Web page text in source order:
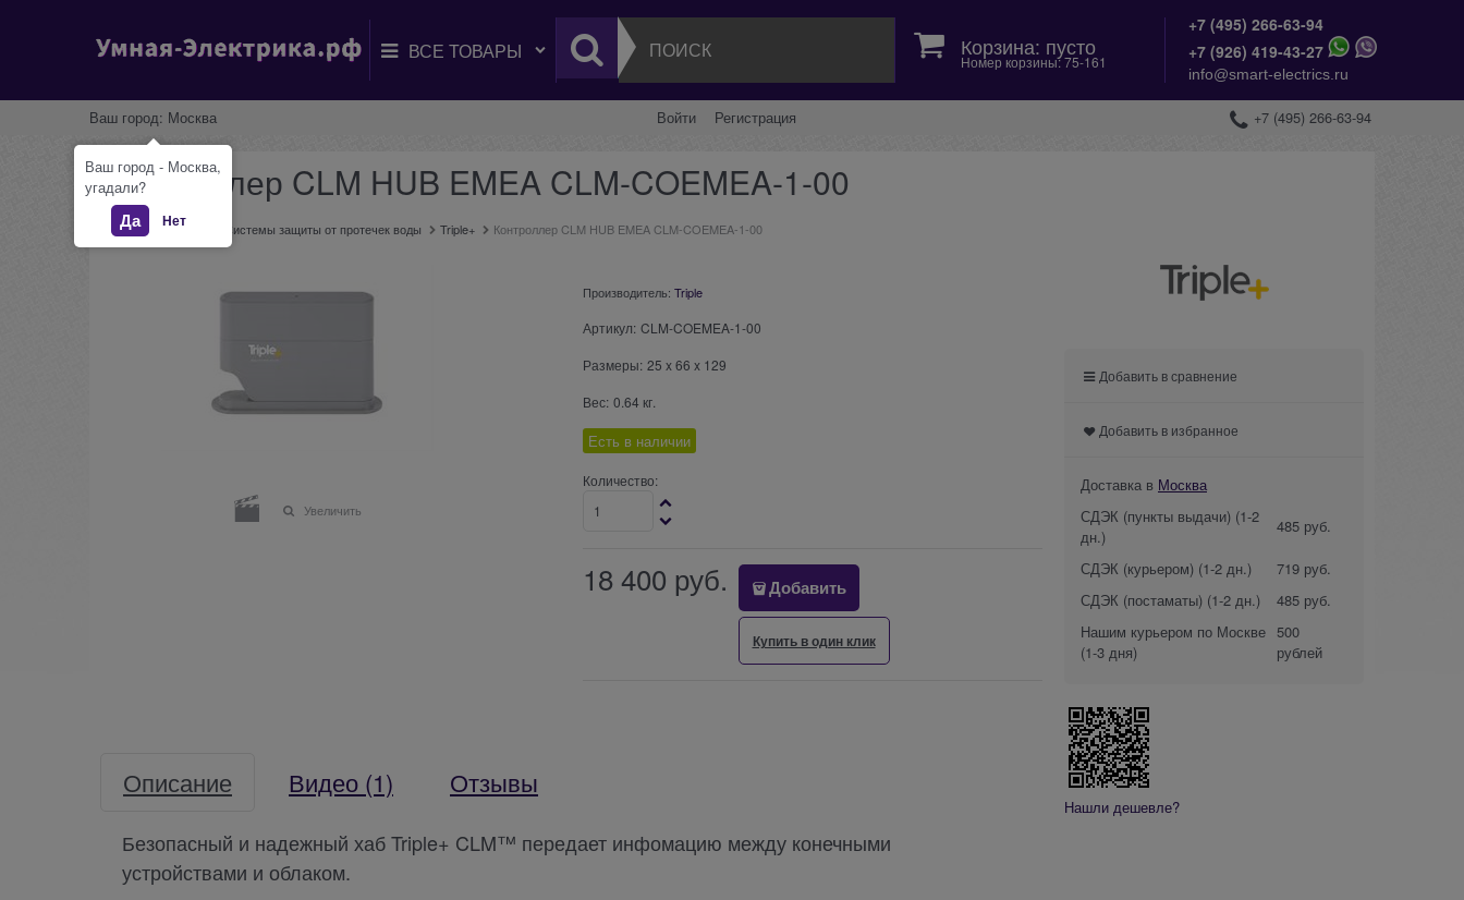
Корзина: пусто
Номер корзины: 75-161
+7 (495) 266-63-94
+7 (926) 419-43-27
info@smart-electrics.ru
Ваш город: Москва Войти Регистрация +7 (495) 266-63-94
Контроллер CLM HUB EMEA CLM-COEMEA-1-00
Главная Каталог Системы защиты от протечек воды Triple+ Контроллер CLM HUB EMEA CLM-COEMEA-1-00
Увеличить
Производитель: Triple
Артикул: CLM-COEMEA-1-00
Размеры: 25 x66 x 129
Вес: 0.64 кг.
Есть в наличии
Количество:
18 400 руб. Добавить
Купить в один клик
Описание Видео (1) Отзывы
Безопасный и надежный хаб Triple+ CLM™ передает инфомацию между конечными
устройствами и облаком.
Добавить в сравнение
Добавить в избранное
Доставка в Москва
СДЭК (пункты выдачи) (1-2
дн.)
485 руб.
СДЭК (курьером) (1-2 дн.)
719 руб.
СДЭК (постаматы) (1-2 дн.)
485 руб.
Нашим курьером по Москве
(1-3 дня)
500
рублей
Нашли дешевле?
Ваш город - Москва,
угадали?
Да Нет